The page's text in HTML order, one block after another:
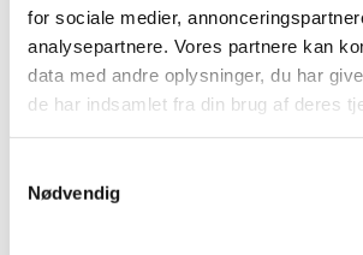
for sociale medier,
analysepartnere. Vores partnere kan
data med andre oplysninger, du har
de har indsamlet fra din brug af deres
Nødvendig
Mobil: +45 31521240
Mail: pernilleegholm@live.dk
Alle er velkomne – uanset om du er
komme i kirke eller ej. Tag din